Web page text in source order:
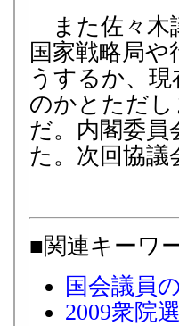
また佐々木
国家戦略局
うするか、
のかとただ
だ。内閣委
た。次回協議
■関連キーワ
国会議員
2009衆院